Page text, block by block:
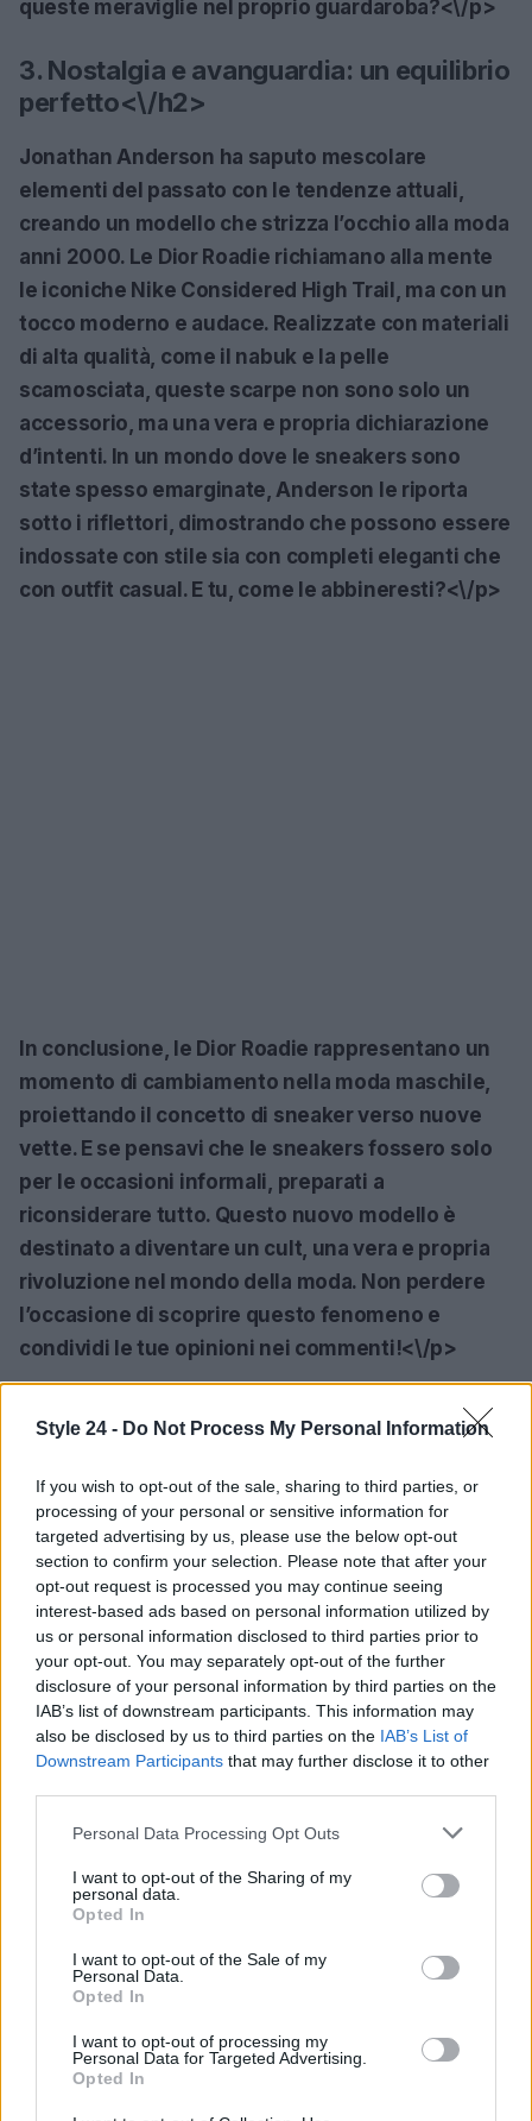
Style 24 - Do Not Process My Personal Information
If you wish to opt-out of the sale, sharing to third parties, or
processing of your personal or sensitive information for
targeted advertising by us, please use the below opt-out
section to confirm your selection. Please note that after your
opt-out request is processed you may continue seeing
interest-based ads based on personal information utilized by
us or personal information disclosed to third parties prior to
your opt-out. You may separately opt-out of the further
disclosure of your personal information by third parties on the
IAB’s list of downstream participants. This information may
also be disclosed by us to third parties on the IAB’s List of
Downstream Participants that may further disclose it to other
Please note that this website/app uses one or more Google
not limited to your visit or usage behaviour. You may click to
grant or deny consent to Google and its third-party tags to
use your data for below specified purposes in below Google
consent section.
Personal Data Processing Opt Outs
I want to opt-out of the Sharing of my
personal data.
Opted In
I want to opt-out of the Sale of my
Personal Data.
Opted In
I want to opt-out of processing my
Personal Data for Targeted Advertising.
Opted In
queste meraviglie nel proprio guardaroba?<\/p>
3. Nostalgia e avanguardia: un equilibrio
perfetto<\/h2>
Jonathan Anderson ha saputo mescolare
elementi del passato con le tendenze attuali,
creando un modello che strizza l’occhio alla moda
anni 2000. Le Dior Roadie richiamano alla mente
le iconiche Nike Considered High Trail , ma con un
tocco moderno e audace. Realizzate con materiali
di alta qualità, come il nabuk e la pelle
scamosciata, queste scarpe non sono solo un
accessorio, ma una vera e propria dichiarazione
d’intenti. In un mondo dove le sneakers sono
state spesso emarginate, Anderson le riporta
sotto i riflettori, dimostrando che possono essere
indossate con stile sia con completi eleganti che
con outfit casual. E tu, come le abbineresti?<\/p>
In conclusione, le Dior Roadie rappresentano un
momento di cambiamento nella moda maschile,
proiettando il concetto di sneaker verso nuove
vette. E se pensavi che le sneakers fossero solo
per le occasioni informali, preparati a
riconsiderare tutto. Questo nuovo modello è
destinato a diventare un cult, una vera e propria
rivoluzione nel mondo della moda. Non perdere
l’occasione di scoprire questo fenomeno e
condividi le tue opinioni nei commenti!<\/p>
Continua a leggere